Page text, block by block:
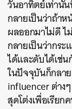
วันอาทิตย์เท่านั้
กลายเป็นว่าถ้า
ผลออกมาไม่ดี
กลายเป็นว่ากร
ได้และดับได้เช่
ในปัจจุบันก็กลา
influencer ต่าง
สุดโต่งเพื่อเรียก
ค้นหา